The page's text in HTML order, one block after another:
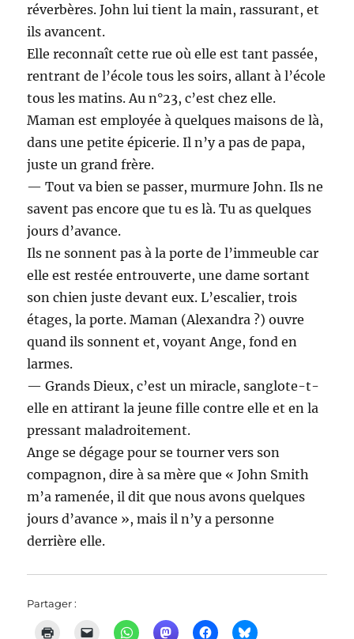
réverbères. John lui tient la main, rassurant, et
ils avancent.
Elle reconnaît cette rue où elle est tant passée,
rentrant de l’école tous les soirs, allant à l’école
tous les matins. Au n°23, c’est chez elle.
Maman est employée à quelques maisons de là,
dans une petite épicerie. Il n’y a pas de papa,
juste un grand frère.
— Tout va bien se passer, murmure John. Ils ne
savent pas encore que tu es là. Tu as quelques
jours d’avance.
Ils ne sonnent pas à la porte de l’immeuble car
elle est restée entrouverte, une dame sortant
son chien juste devant eux. L’escalier, trois
étages, la porte. Maman (Alexandra ?) ouvre
quand ils sonnent et, voyant Ange, fond en
larmes.
— Grands Dieux, c’est un miracle, sanglote-t-
elle en attirant la jeune fille contre elle et en la
pressant maladroitement.
Ange se dégage pour se tourner vers son
compagnon, dire à sa mère que « John Smith
m’a ramenée, il dit que nous avons quelques
jours d’avance », mais il n’y a personne
derrière elle.
Partager :